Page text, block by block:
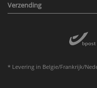
Verzending
* Levering in Belgie/Frankrijk/